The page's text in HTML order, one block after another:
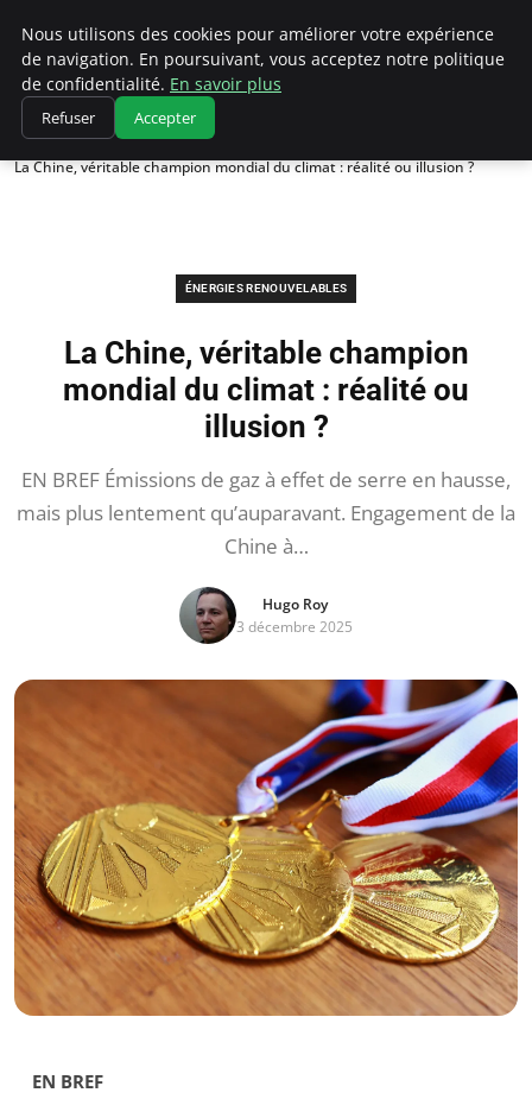
Climatedebtagents
Accueil
Énergies Renouvelables
La Chine, véritable champion mondial du climat : réalité ou illusion ?
ÉNERGIES RENOUVELABLES
La Chine, véritable champion
mondial du climat : réalité ou
illusion ?
EN BREF Émissions de gaz à effet de serre en hausse,
mais plus lentement qu’auparavant. Engagement de la
Chine à…
Hugo Roy
3 décembre 2025
EN BREF
Nous utilisons des cookies pour améliorer votre expérience
de navigation. En poursuivant, vous acceptez notre politique
de confidentialité. En savoir plus
Refuser Accepter